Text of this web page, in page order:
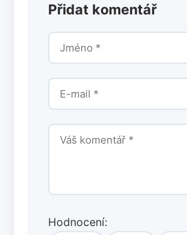
Přidat komentář
Hodnocení: